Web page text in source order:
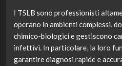
I TSLB sono professionisti
operano in ambienti complessi,
chimico-biologici e gestiscono
infettivi. In particolare, la loro
garantire diagnosi rapide e